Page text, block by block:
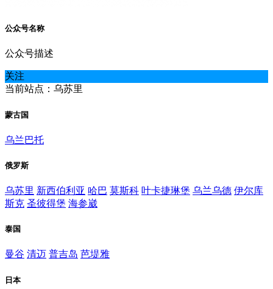
公众号名称
公众号描述
关注
当前站点：乌苏里
蒙古国
乌兰巴托
俄罗斯
乌苏里 新西伯利亚 哈巴 莫斯科 叶卡捷琳堡 乌兰乌德 伊尔库
斯克 圣彼得堡 海参崴
泰国
曼谷 清迈 普吉岛 芭堤雅
日本